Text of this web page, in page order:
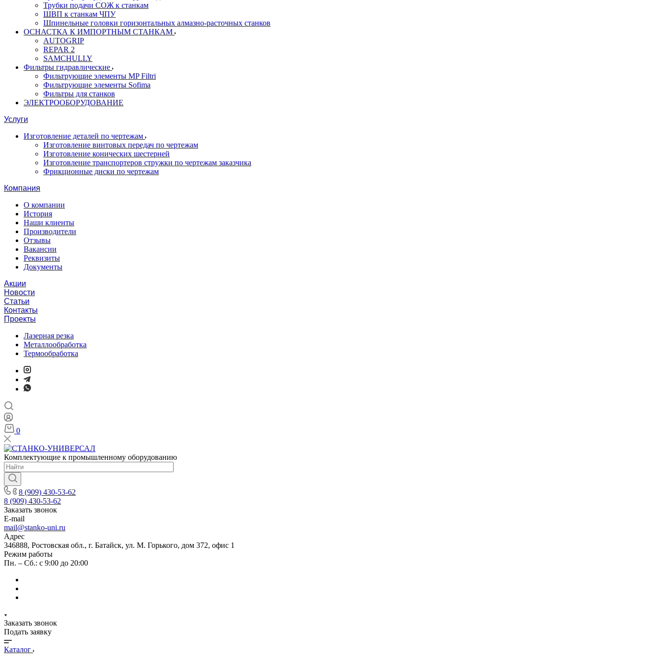
Трубки подачи СОЖ к станкам
ШВП к станкам ЧПУ
Шпинельные головки горизонтальных алмазно-расточных станков
ОСНАСТКА К ИМПОРТНЫМ СТАНКАМ
AUTOGRIP
REPAR 2
SAMCHULLY
Фильтры гидравлические
Фильтрующие элементы MP Filtri
Фильтрующие элементы Sofima
Фильтры для станков
ЭЛЕКТРООБОРУДОВАНИЕ
Услуги
Изготовление деталей по чертежам
Изготовление винтовых передач по чертежам
Изготовление конических шестерней
Изготовление транспортеров стружки по чертежам заказчика
Фрикционные диски по чертежам
Компания
О компании
История
Наши клиенты
Производители
Отзывы
Вакансии
Реквизиты
Документы
Акции
Новости
Статьи
Контакты
Проекты
Лазерная резка
Металлообработка
Термообработка
0
Комплектующие к промышленному оборудованию
8 (909) 430-53-62
8 (909) 430-53-62
Заказать звонок
E-mail
mail@stanko-uni.ru
Адрес
346888, Ростовская обл., г. Батайск, ул. М. Горького, дом 372, офис 1
Режим работы
Пн. – Сб.: с 9:00 до 20:00
Заказать звонок
Подать заявку
Каталог